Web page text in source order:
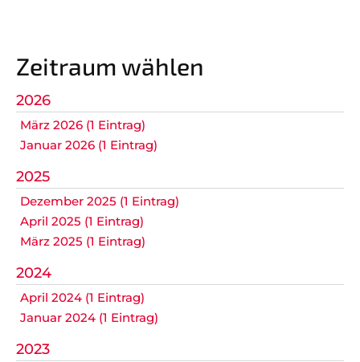
Zeitraum wählen
2026
März 2026 (1 Eintrag)
Januar 2026 (1 Eintrag)
2025
Dezember 2025 (1 Eintrag)
April 2025 (1 Eintrag)
März 2025 (1 Eintrag)
2024
April 2024 (1 Eintrag)
Januar 2024 (1 Eintrag)
2023
gerne weiter.
Navigation
überspringen
Anfahrt Impressum